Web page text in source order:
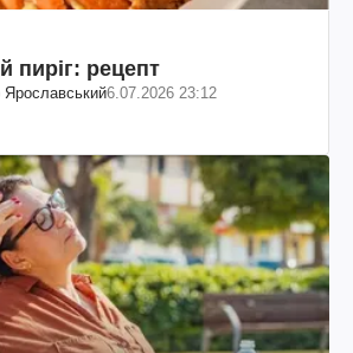
пиріг: рецепт
6.07.2026 23:12